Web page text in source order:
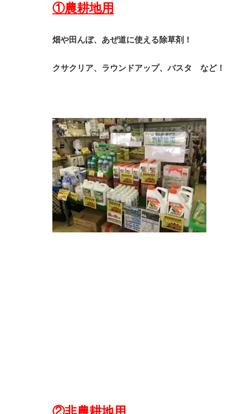
①農耕地用
畑や田んぼ、あぜ道に使える除草剤！
クサクリア、ラウンドアップ、バスタ など！